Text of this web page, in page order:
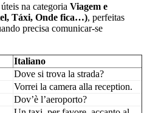
na categoria Viagem e
Táxi, Onde fica…), perfeitas
precisa comunicar-se
Italiano
Dove si trova la strada?
Vorrei la camera alla reception.
Dov’è l’aeroporto?